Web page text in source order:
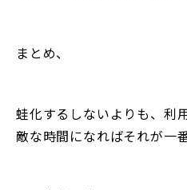
まとめ、
蛙化するしないよりも、利
敵な時間になればそれが一番